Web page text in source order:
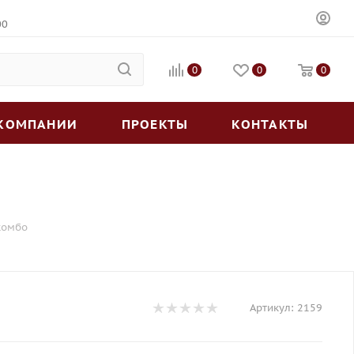
0 0 0
ПРОЕКТЫ КОНТАКТЫ
Артикул: 2159